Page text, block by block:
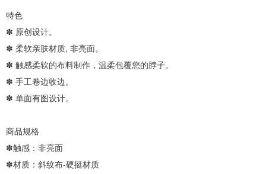
特色
✽ 原创设计。
✽ 柔软亲肤材质, 非亮面。
✽ 触感柔软的布料制作，温柔包覆您的脖子。
✽ 手工卷边收边。
✽ 单面有图设计。
商品规格
✽触感：非亮面
✽材质：斜纹布-硬挺材质